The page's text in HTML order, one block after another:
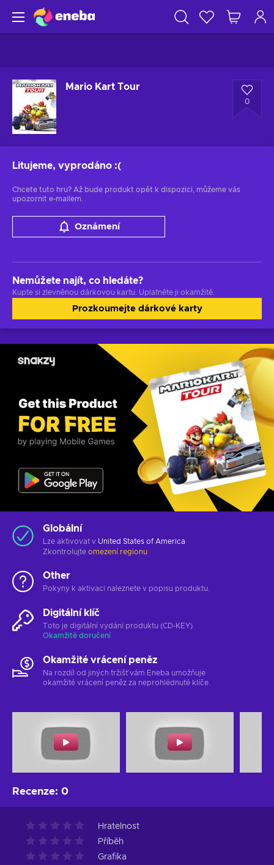
Mario Kart Tour
0
Litujeme, vyprodáno :(
Chcete tuto hru? Až bude produkt opět k dispozici, můžeme vás
upozornit e-mailem.
Oznámení
Nemůžete najít, co hledáte?
Kupte si zlevněnou dárkovou kartu. Uplatněte ji okamžitě.
Prozkoumejte dárkové karty
Globální
Lze aktivovat v United States of America
Zkontrolujte omezení regionu
Other
Pokyny k aktivaci naleznete v popisu produktu.
Digitální klíč
Toto je digitální vydání produktu (CD-KEY)
Okamžité doručení
Okamžité vrácení peněz
Na rozdíl od jiných tržišť vám Eneba umožňuje
okamžité vrácení peněz za neprohlédnuté klíče.
Recenze: 0
Hratelnost
Příběh
Grafika